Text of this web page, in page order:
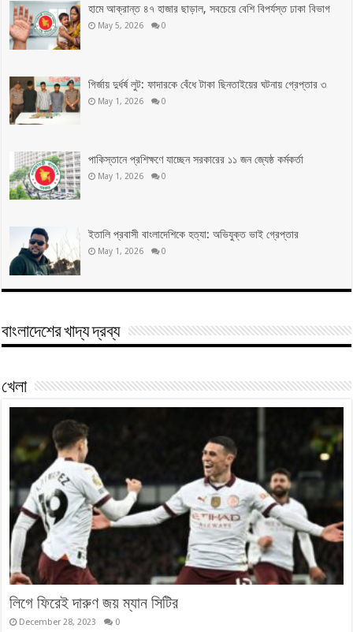
হামে আক্রান্ত ৪৭ হাজার ছাড়াল, সবচেয়ে বেশি বিপর্যস্ত ঢাকা বিভাগ
May 5, 2026 0
গির্জায় দুর্ধর্ষ লুট: ফাদারকে বেঁধে টাকা ছিনতাইয়ের ঘটনায় গ্রেপ্তার ৩
May 1, 2026 0
পাকিস্তানে প্রশিক্ষণে যাচ্ছেন সরকারের ১১ জন জ্যেষ্ঠ কর্মকর্তা
May 1, 2026 0
ইতালি প্রবাসী বাংলাদেশিকে হত্যা: অভিযুক্ত ভাই গ্রেপ্তার
May 1, 2026 0
বাংলাদেশের খাদ্য দ্রব্য
খেলা
লিগে ফিরেই দারুণ জয় ম্যান সিটির
December 28, 2023 0